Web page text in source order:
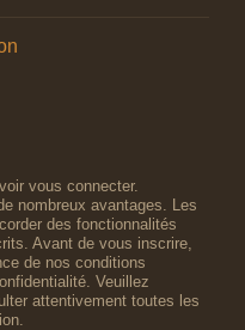
vous connecter.
nombreux avantages. Les
des fonctionnalités
Avant de vous inscrire,
de nos conditions
Veuillez
attentivement toutes les